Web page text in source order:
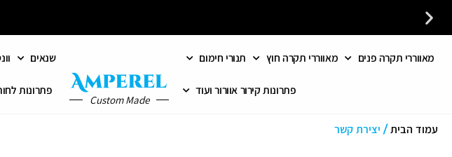
מאווררי תקרה פנים מאווררי תקרה חוץ תנורי חימום
פתרונות קירור אוורור ועוד
Custom Made
שנאים
פתרונות
עמוד הבית/ יצירת קשר